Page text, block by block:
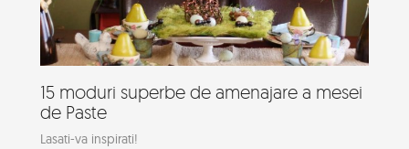
15 moduri superbe de amenajare a mesei
de Paste
Lasati-va inspirati!